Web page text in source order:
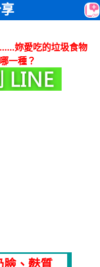
妳愛吃的垃圾食物
一種？